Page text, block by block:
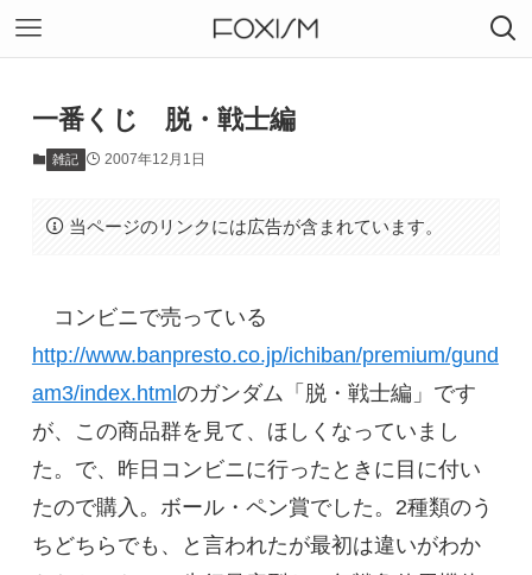
一番くじ 脱・戦士編
雑記 2007年12月1日
当ページのリンクには広告が含まれています。
コンビニで売っている
http://www.banpresto.co.jp/ichiban/premium/gund
am3/index.htmlのガンダム「脱・戦士編」です
が、この商品群を見て、ほしくなっていまし
た。で、昨日コンビニに行ったときに目に付い
たので購入。ボール・ペン賞でした。2種類のう
ちどちらでも、と言われたが最初は違いがわか